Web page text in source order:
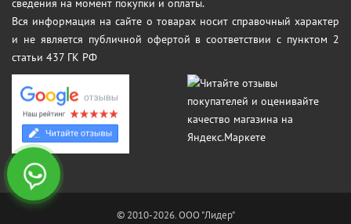
сведения на момент покупки и оплаты.
Вся информация на сайте о товарах носит справочный характер
и не является публичной офертой в соответствии с пунктом 2
статьи 437 ГК РФ
© 2010-2026. ООО "Лидер"